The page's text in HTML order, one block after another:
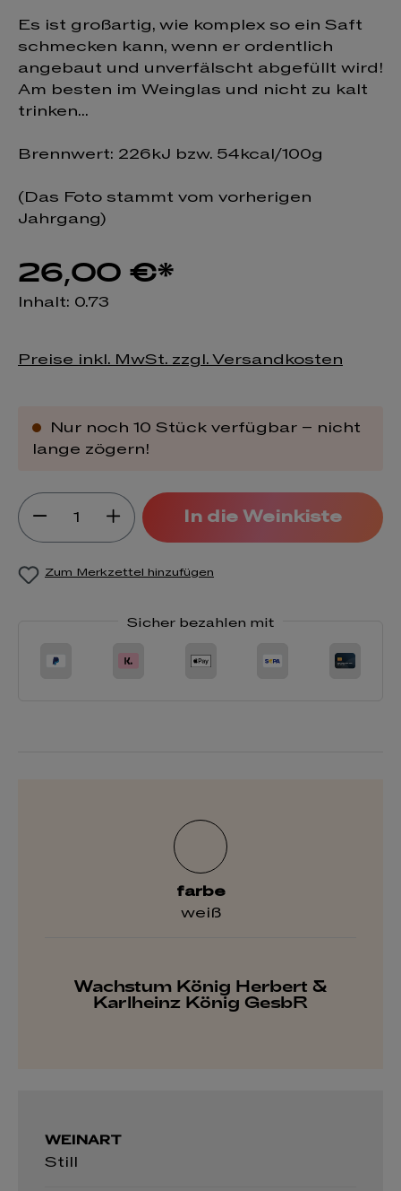
Es ist großartig, wie komplex so ein Saft
schmecken kann, wenn er ordentlich
angebaut und unverfälscht abgefüllt wird!
Am besten im Weinglas und nicht zu kalt
trinken...
Brennwert: 226kJ bzw. 54kcal/100g
(Das Foto stammt vom vorherigen
Jahrgang)
26,00 €*
Inhalt: 0.73
Preise inkl. MwSt. zzgl. Versandkosten
Nur noch 10 Stück verfügbar – nicht
lange zögern!
Produkt Anzahl: Gib den
In die Weinkiste
Zum Merkzettel hinzufügen
Sicher bezahlen mit
WEINART
Still
farbe
weiß
Wachstum König Herbert &
Karlheinz König GesbR